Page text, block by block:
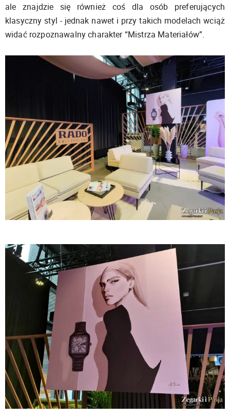
ale znajdzie się również coś dla osób preferujących
klasyczny styl - jednak nawet i przy takich modelach wciąż
widać rozpoznawalny charakter “Mistrza Materiałów”.